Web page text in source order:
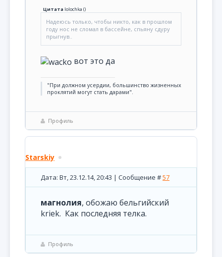
Цитата lolochka ()
Надеюсь только, чтобы никто, как в прошлом
году нос не сломал в бассейне, спьяну сдуру
прыгнув..
вот это да
"При должном усердии, большинство жизненных
проклятий могут стать дарами".
Профиль
Starskiy
Дата: Вт, 23.12.14, 20:43 | Сообщение #57
магнолия, обожаю бельгийский
kriek. Как последняя телка.
Профиль